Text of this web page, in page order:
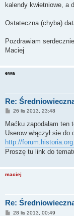
kalendy kwietniowe, a
Ostateczna (chyba)
Pozdrawiam serdecznie
Maciej
ewa
Re:
P
s
26 lis 2013, 23:48
Maćku zapodałam
Userow włączył sie do
http://
Proszę tu link do
maciej
Re:
P28 lis 2013, 00:49